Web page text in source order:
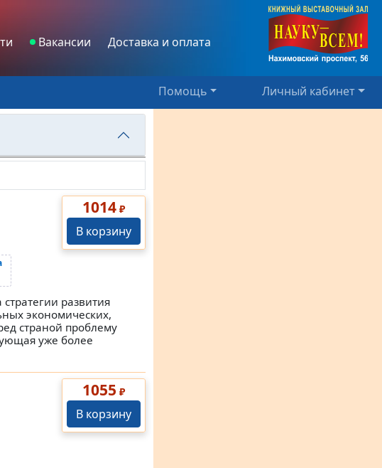
Вакансии
Доставка и оплата
Помощь Личный кабинет
1014 ₽
В корзину
развития
экономических,
страной проблему
уже более
1055 ₽
В корзину